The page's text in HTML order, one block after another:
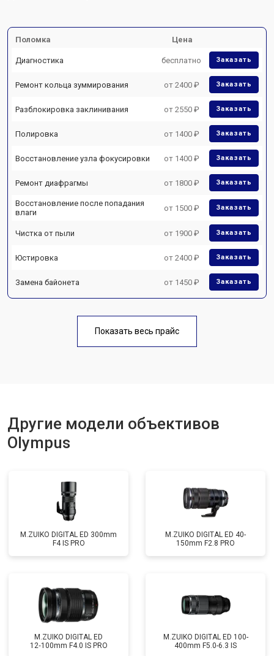
Поломка Цена
Диагностика бесплатно Заказать
Ремонт кольца зуммирования от 2400 ₽ Заказать
Разблокировка заклинивания от 2550 ₽ Заказать
Полировка от 1400 ₽ Заказать
Восстановление узла фокусировки от 1400 ₽ Заказать
Ремонт диафрагмы от 1800 ₽ Заказать
Восстановление после попадания
влаги
от 1500 ₽ Заказать
Чистка от пыли от 1900 ₽ Заказать
Юстировка от 2400 ₽ Заказать
Замена байонета от 1450 ₽ Заказать
Показать весь прайс
Другие модели объективов
Olympus
M.ZUIKO DIGITAL ED 300mm
F4 IS PRO
M.ZUIKO DIGITAL ED 40-
150mm F2.8 PRO
M.ZUIKO DIGITAL ED
12‑100mm F4.0 IS PRO
M.ZUIKO DIGITAL ED 100-
400mm F5.0-6.3 IS